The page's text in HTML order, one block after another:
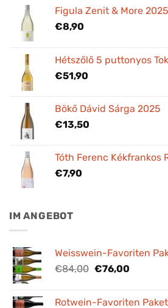
Figula Zenit & More 2025
€8,90
Hétszőlő 5 puttonyos
€51,90
Bökő Dávid Sárga 2025
€13,50
Tóth Ferenc Kékfrankos
€7,90
IM ANGEBOT
Weisswein-Favoriten
€84,00 Ursprünglicher
€76,00Aktueller
Rotwein-Favoriten Paket